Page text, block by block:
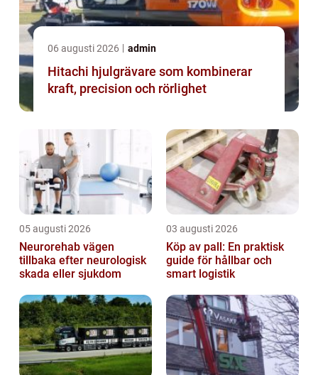
06 augusti 2026 admin
Hitachi hjulgrävare som kombinerar
kraft, precision och rörlighet
05 augusti 2026
Neurorehab vägen
tillbaka efter neurologisk
skada eller sjukdom
03 augusti 2026
Köp av pall: En praktisk
guide för hållbar och
smart logistik